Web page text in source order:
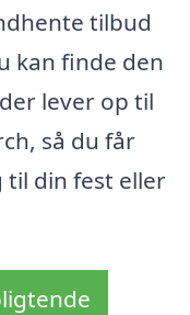
tilbud
kan finde den
lever op til
så du får
til din fest eller